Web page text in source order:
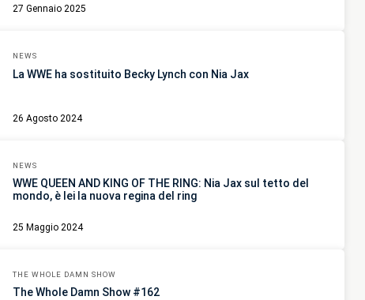
27 Gennaio 2025
NEWS
La WWE ha sostituito Becky Lynch con Nia Jax
26 Agosto 2024
NEWS
WWE QUEEN AND KING OF THE RING: Nia Jax sul tetto del
mondo, è lei la nuova regina del ring
25 Maggio 2024
THE WHOLE DAMN SHOW
The Whole Damn Show #162